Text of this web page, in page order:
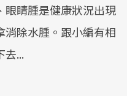
眼睛腫是健康狀況出現
消除水腫。跟小編有相
去...